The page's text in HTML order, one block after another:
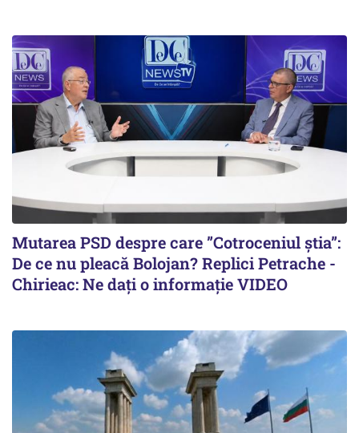
Mutarea PSD despre care ”Cotroceniul știa”:
De ce nu pleacă Bolojan? Replici Petrache -
Chirieac: Ne dați o informație VIDEO